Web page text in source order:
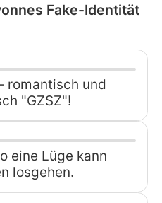
Fake-Identität
romantisch und
"GZSZ"!
eine Lüge kann
losgehen.